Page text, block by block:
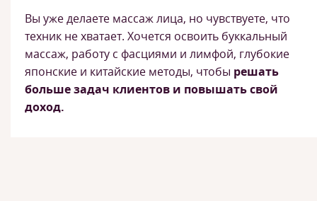
Вы уже делаете массаж лица, но чувствуете, что
техник не хватает. Хочется освоить буккальный
массаж, работу с фасциями и лимфой, глубокие
японские и китайские методы, чтобы решать
больше задач клиентов и повышать свой
доход.